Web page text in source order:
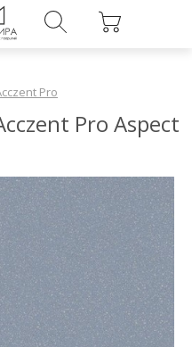
Pro
Pro Aspect